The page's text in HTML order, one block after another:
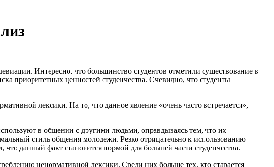
Интересно, что большинство студентов отметили существование в
приоритетных ценностей студенчества. Очевидно, что студенты
лексики. На то, что данное явление «очень часто встречается»,
в общении с другими людьми, оправдываясь тем, что их
стиль общения молодежи. Резко отрицательно к использованию
данный факт становится нормой для большей части студенчества.
ненормативной лексики. Среди них больше тех, кто старается